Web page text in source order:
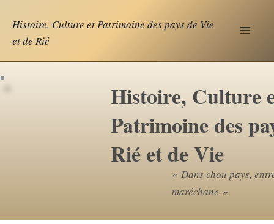
contenu
Histoire, Culture et Patrimoine des pays de Vie
et de Rié
Histoire, Culture
Patrimoine des
Rié et de Vie
« Dans chou pays,
maréchane »